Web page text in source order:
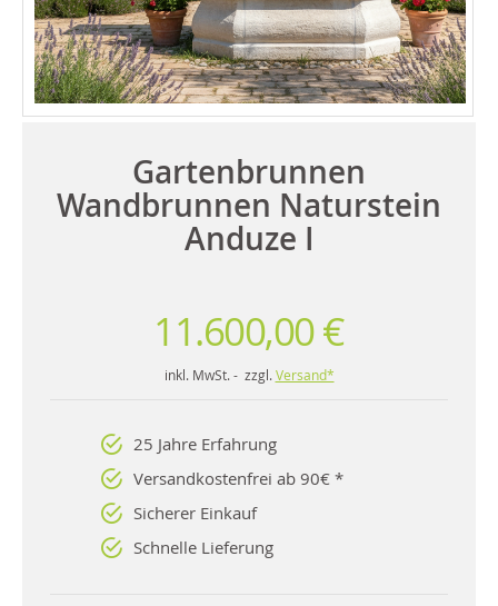
Gartenbrunnen
Wandbrunnen Naturstein
Anduze I
11.600,00 €
inkl. MwSt. - zzgl. Versand*
25 Jahre Erfahrung
Versandkostenfrei ab 90€ *
Sicherer Einkauf
Schnelle Lieferung